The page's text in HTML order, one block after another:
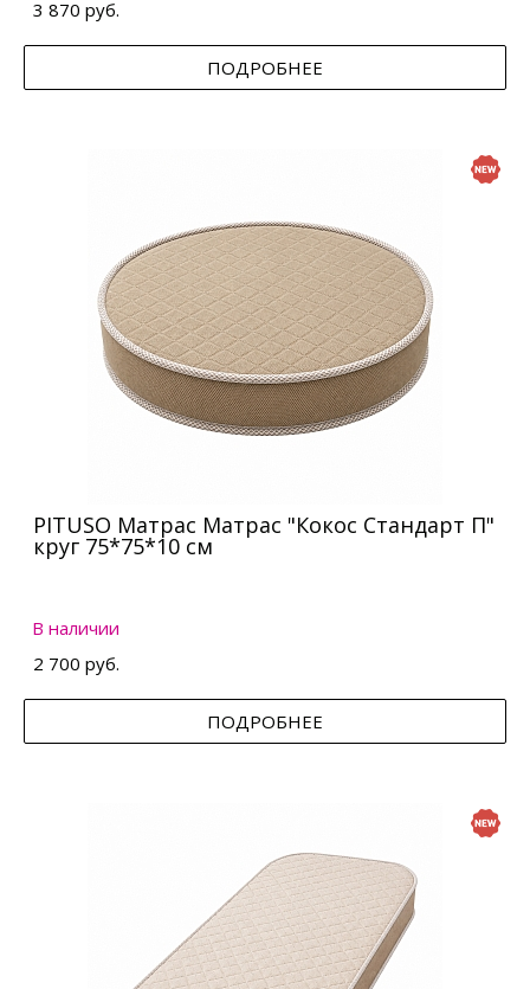
3 870 руб.
ПОДРОБНЕЕ
PITUSO Матрас Матрас "Кокос Стандарт П"
круг 75*75*10 см
В наличии
2 700 руб.
ПОДРОБНЕЕ